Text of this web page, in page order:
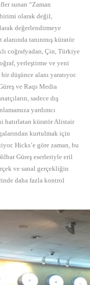
sunan “Zaman
olarak değil,
değerlendirmeye
tanınmış küratör
coğrafyadan, Çin, Türkiye
yerleştirme ve yeni
düşünce alanı yaratıyor.
ve Raqs Media
sadece dış
yardımcı
hatırlatan küratör Alistair
kurtulmak için
Hicks’e göre zaman, bu
Güreş eserleriyle eril
ve sanal gerçekliğin
daha fazla kontrol